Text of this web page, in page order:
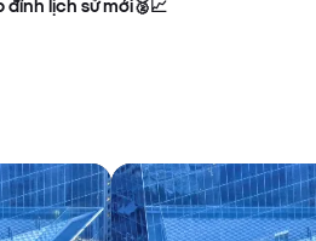
đỉnh lịch sử mới🥈📈